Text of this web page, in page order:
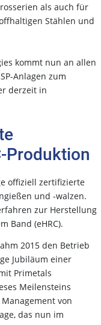
als auch für
Stählen und
kommt nun an allen
Anlagen zum
derzeit in
Produktion
offiziell zertifizierte
und -walzen.
zur Herstellung
Band (eHRC).
2015 den Betrieb
Jubiläum einer
Primetals
Meilensteins
von
das nun im